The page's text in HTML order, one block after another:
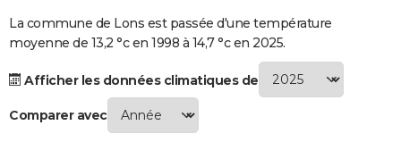
S'inscrire
Se connecter
Lycées
Collèges
Primaires
Universités
Entreprises
Service militaire
Avis de recherche
AVIS DE DÉCÈS
FORUM
Bricolage
Lifestyle
Culture
Sport
Auto
Television
Voyage
Cinema
La commune de Lons est passée d'une température
moyenne de 13,2 °c en 1998 à 14,7 °c en 2025.
Afficher les données climatiques de
Comparer avec